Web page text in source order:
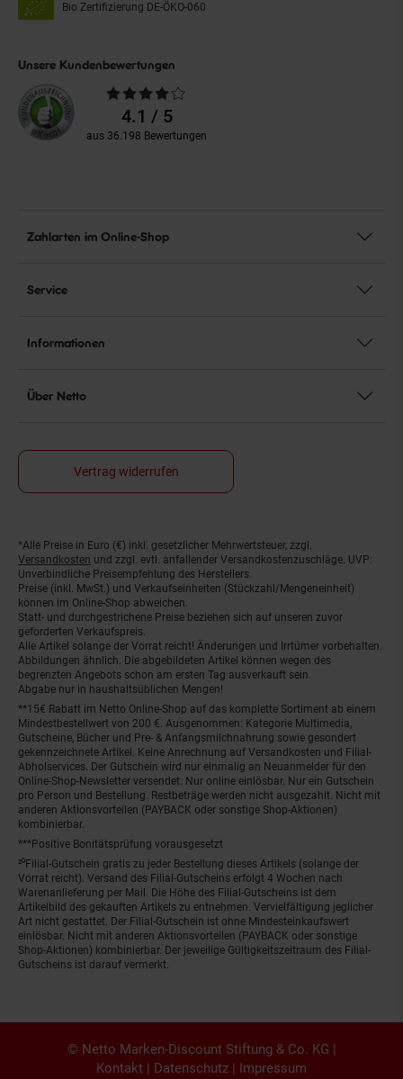
Bio Zertifizierung DE-ÖKO-060
Unsere Kundenbewertungen
Durchschnittliche
Bewertungen4.1 / 5
aus 36.198 Bewertungen
Zahlarten im Online-Shop
Service
Informationen
Über Netto
Vertrag widerrufen
Fußnoten
*Alle Preise in Euro (€) inkl. gesetzlicher Mehrwertsteuer, zzgl.
Versandkosten und zzgl. evtl. anfallender Versandkostenzuschläge. UVP:
Unverbindliche Preisempfehlung des Herstellers.
Preise (inkl. MwSt.) und Verkaufseinheiten (Stückzahl/Mengeneinheit)
können im Online-Shop abweichen.
Statt- und durchgestrichene Preise beziehen sich auf unseren zuvor
geforderten Verkaufspreis.
Alle Artikel solange der Vorrat reicht! Änderungen und Irrtümer vorbehalten.
Abbildungen ähnlich. Die abgebildeten Artikel können wegen des
begrenzten Angebots schon am ersten Tag ausverkauft sein.
Abgabe nur in haushaltsüblichen Mengen!
**15€ Rabatt im Netto Online-Shop auf das komplette Sortiment ab einem
Mindestbestellwert von 200 €. Ausgenommen: Kategorie Multimedia,
Gutscheine, Bücher und Pre- & Anfangsmilchnahrung sowie gesondert
gekennzeichnete Artikel. Keine Anrechnung auf Versandkosten und Filial-
Abholservices. Der Gutschein wird nur einmalig an Neuanmelder für den
Online-Shop-Newsletter versendet. Nur online einlösbar. Nur ein Gutschein
pro Person und Bestellung. Restbeträge werden nicht ausgezahlt. Nicht mit
anderen Aktionsvorteilen (PAYBACK oder sonstige Shop-Aktionen)
kombinierbar.
***Positive Bonitätsprüfung vorausgesetzt
²⁰Filial-Gutschein gratis zu jeder Bestellung dieses Artikels (solange der
Vorrat reicht). Versand des Filial-Gutscheins erfolgt 4 Wochen nach
Warenanlieferung per Mail. Die Höhe des Filial-Gutscheins ist dem
Artikelbild des gekauften Artikels zu entnehmen. Vervielfältigung jeglicher
Art nicht gestattet. Der Filial-Gutschein ist ohne Mindesteinkaufswert
einlösbar. Nicht mit anderen Aktionsvorteilen (PAYBACK oder sonstige
Shop-Aktionen) kombinierbar. Der jeweilige Gültigkeitszeitraum des Filial-
Gutscheins ist darauf vermerkt.
© Netto Marken-Discount Stiftung & Co. KG |
Kontakt | Datenschutz | Impressum